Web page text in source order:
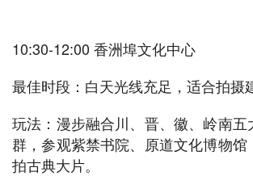
10:30-12:00 香洲埠文化中心
最佳时段：白天光线充足，适合拍摄
玩法：漫步融合川、晋、徽、岭南
群，参观紫禁书院、原道文化博物
拍古典大片。